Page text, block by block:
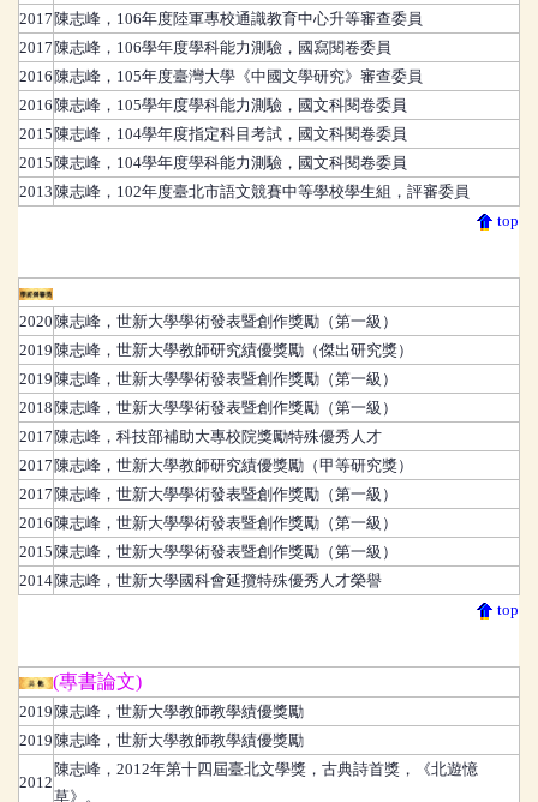
2017 陳志峰 ， 106年度陸軍專校通識教育中心升等審查委員
2017 陳志峰 ， 106學年度學科能力測驗，國寫閱卷委員
2016 陳志峰 ， 105年度臺灣大學《中國文學研究》審查委員
2016 陳志峰 ， 105學年度學科能力測驗，國文科閱卷委員
2015 陳志峰 ， 104學年度指定科目考試，國文科閱卷委員
2015 陳志峰 ， 104學年度學科能力測驗，國文科閱卷委員
2013 陳志峰 ， 102年度臺北市語文競賽中等學校學生組，評審委員
top
2020 陳志峰 ， 世新大學學術發表暨創作獎勵（第一級）
2019 陳志峰 ， 世新大學教師研究績優獎勵（傑出研究獎）
2019 陳志峰 ， 世新大學學術發表暨創作獎勵（第一級）
2018 陳志峰 ， 世新大學學術發表暨創作獎勵（第一級）
2017 陳志峰 ， 科技部補助大專校院獎勵特殊優秀人才
2017 陳志峰 ， 世新大學教師研究績優獎勵（甲等研究獎）
2017 陳志峰 ， 世新大學學術發表暨創作獎勵（第一級）
2016 陳志峰 ， 世新大學學術發表暨創作獎勵（第一級）
2015 陳志峰 ， 世新大學學術發表暨創作獎勵（第一級）
2014陳志峰 ， 世新大學國科會延攬特殊優秀人才榮譽
top
(專書論文)
2019 陳志峰 ， 世新大學教師教學績優獎勵
2019 陳志峰 ， 世新大學教師教學績優獎勵
2012
陳志峰 ， 2012年第十四屆臺北文學獎，古典詩首獎，《北遊憶
草》。